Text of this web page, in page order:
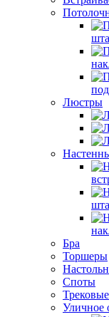
Люстры
Бра
Торшеры
Споты
Уличное